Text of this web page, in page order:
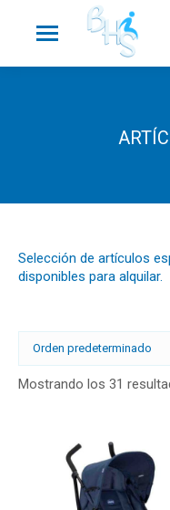
Selección de artículos
disponibles para alquilar.
Mostrando los 31